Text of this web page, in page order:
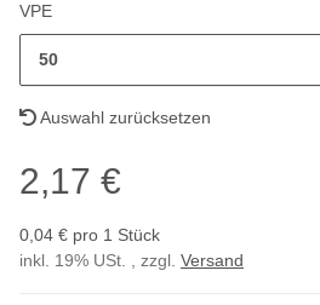
VPE
50
Auswahl zurücksetzen
2,17 €
0,04 € pro 1 Stück
inkl. 19% USt. , zzgl. Versand